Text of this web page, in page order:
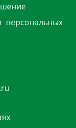
персональных